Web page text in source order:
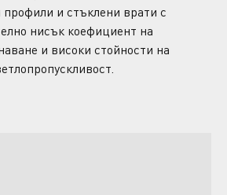
и стъклени врати с
нисък коефициент на
и високи стойности на